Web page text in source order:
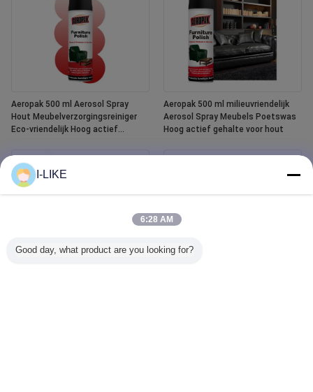
Aeropak 500 ml Aerosol Spray
Hout Meubelverzorgingsreiniger
Eco-vriendelijk Hoog actief
Houtlak
Aeropak 500 ml milieuvriendelijk
Aerosol Spray Meubels Poetswas
Hoog actief gehalte voor hout
I-LIKE
6:28 AM
Good day, what product are you looking for?